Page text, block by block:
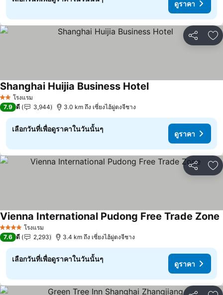
ดูราคา
แชร์ เ
2 ดาวโรงแรม
Shanghai Huijia Business Hotel
7.9 ดี 3,944 3.0 km ถึง เซี่ยงไฮ้ผู่ตงจีชาง
เลือกวันที่เพื่อดูราคาในวันนั้นๆ
ดูราคา
แชร์ เ
4 ดาว โรงแรม
Vienna International Pudong Free Trade Zone
7.6 ดี 2,293 3.4 km ถึง เซี่ยงไฮ้ผู่ตงจีชาง
เลือกวันที่เพื่อดูราคาในวันนั้นๆ
ดูราคา